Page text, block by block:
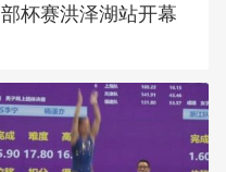
部杯赛洪泽湖站开幕